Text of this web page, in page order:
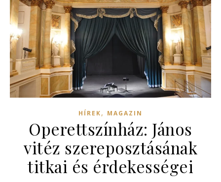
HÍREK, MAGAZIN
Operettszínház: János
vitéz szereposztásának
titkai és érdekességei